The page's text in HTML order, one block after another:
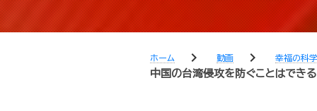
ホーム chevron_right 動画 chevron_right 幸福の科
中国の台湾侵攻を防ぐことはできる